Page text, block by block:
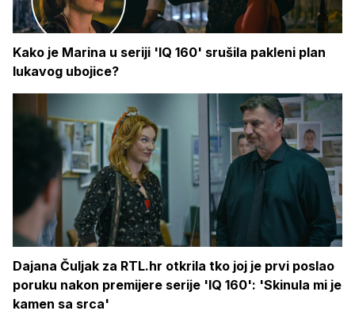
Kako je Marina u seriji 'IQ 160' srušila pakleni plan
lukavog ubojice?
Dajana Čuljak za RTL.hr otkrila tko joj je prvi poslao
poruku nakon premijere serije 'IQ 160': 'Skinula mi je
kamen sa srca'